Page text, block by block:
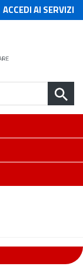
ACCEDI AI SERVIZI